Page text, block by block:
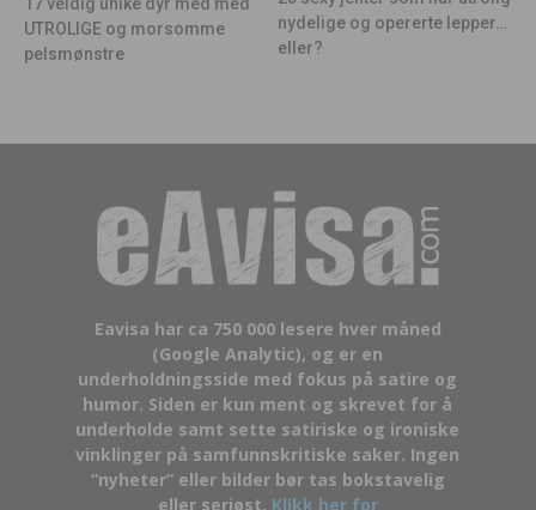
UTROLIGE og morsomme
pelsmønstre
nydelige og opererte lepper…
eller?
Eavisa har ca 750 000 lesere hver måned
(Google Analytic), og er en
underholdningsside med fokus på satire og
humor. Siden er kun ment og skrevet for å
underholde samt sette satiriske og ironiske
vinklinger på samfunnskritiske saker. Ingen
“nyheter” eller bilder bør tas bokstavelig
eller seriøst. Klikk her for